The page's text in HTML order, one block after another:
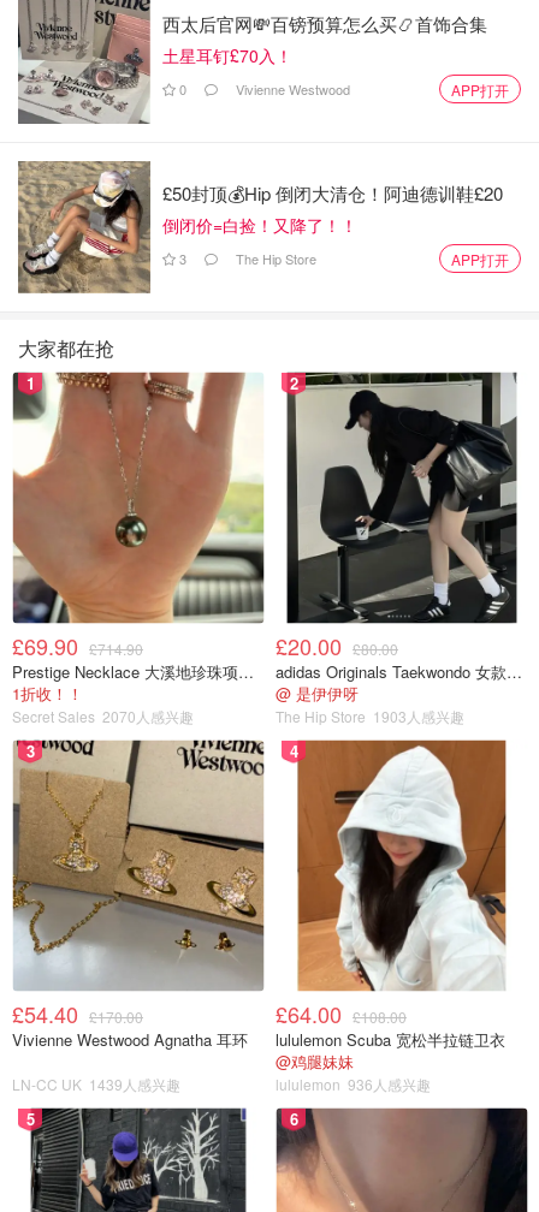
西太后官网💸百镑预算怎么买📿首饰合集
土星耳钉£70入！
0 Vivienne Westwood APP打开
£50封顶💰Hip 倒闭大清仓！阿迪德训鞋£20
倒闭价=白捡！又降了！！
3 The Hip Store APP打开
大家都在抢
1
£69.90 £714.90
Prestige Necklace 大溪地珍珠项链 10-11mm
1折收！！
Secret Sales 2070人感兴趣
2
£20.00 £80.00
adidas Originals Taekwondo 女款黑色运动鞋
@ 是伊伊呀
The Hip Store 1903人感兴趣
3
£54.40 £170.00
Vivienne Westwood Agnatha 耳环
LN-CC UK 1439人感兴趣
4
£64.00 £108.00
lululemon Scuba 宽松半拉链卫衣
@鸡腿妹妹
lululemon 936人感兴趣
5 6